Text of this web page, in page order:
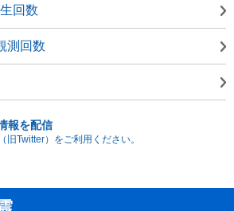
回数
測回数
報を配信
旧Twitter）をご利用ください。